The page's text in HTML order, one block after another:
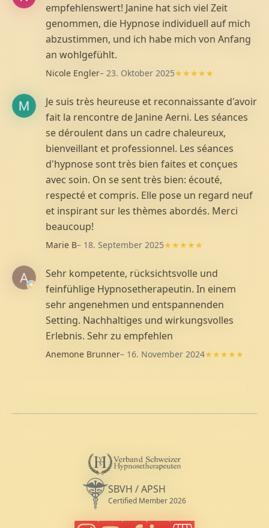
empfehlenswert! Janine hat sich viel Zeit
genommen, die Hypnose individuell auf mich
abzustimmen, und ich habe mich von Anfang
an wohlgefühlt.
Nicole Engler– 23. Oktober 2025★★★★★
Je suis très heureuse et reconnaissante d'avoir
fait la rencontre de Janine Aerni. Les séances
se déroulent dans un cadre chaleureux,
bienveillant et professionnel. Les séances
d'hypnose sont très bien faites et conçues
avec soin. On se sent très bien: écouté,
respecté et compris. Elle pose un regard neuf
et inspirant sur les thèmes abordés. Merci
beaucoup!
Marie B– 18. September 2025★★★★★
Sehr kompetente, rücksichtsvolle und
feinfühlige Hypnosetherapeutin. In einem
sehr angenehmen und entspannenden
Setting. Nachhaltiges und wirkungsvolles
Erlebnis. Sehr zu empfehlen
Anemone Brunner– 16. November 2024★★★★★
V
s
Diplomierte Hypnosetherapeutin VSH
SBVH / APSH
Certified Member 2026